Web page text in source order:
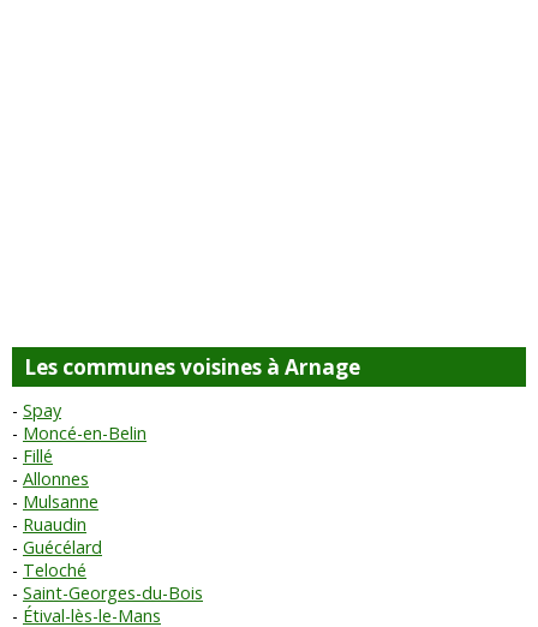
Les communes voisines à Arnage
Spay
Moncé-en-Belin
Fillé
Allonnes
Mulsanne
Ruaudin
Guécélard
Teloché
Saint-Georges-du-Bois
Étival-lès-le-Mans